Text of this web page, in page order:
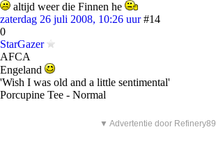
altijd weer die Finnen he
zaterdag 26 juli 2008, 10:26 uur #14
0
StarGazer
AFCA
Engeland
'Wish I was old and a little sentimental'
Porcupine Tee - Normal
▼ Advertentie door Refinery89